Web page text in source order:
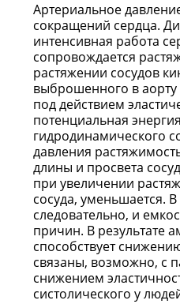
Артериальное
сокращений сердца.
интенсивная работа
сопровождается
растяжении сосудов
выброшенного в аорту
под действием
потенциальная
гидродинамического
давления
длины и просвета
при увеличении
сосуда, уменьшается.
следовательно, и
причин. В результате
способствует
связаны, возможно, с
снижением
систолического у